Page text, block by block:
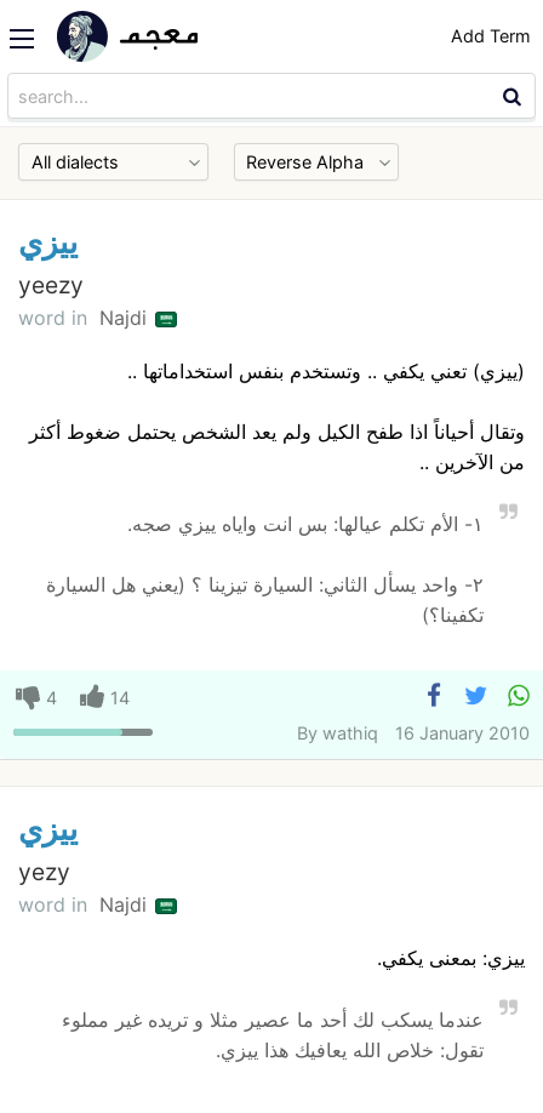
Add Term
ييزي
yeezy
word in Najdi
(ييزي) تعني يكفي .. وتستخدم بنفس استخداماتها ..
وتقال أحياناً اذا طفح الكيل ولم يعد الشخص يحتمل ضغوط أكثر
من الآخرين ..
١- الأم تكلم عيالها: بس انت واياه ييزي صجه.
٢- واحد يسأل الثاني: السيارة تيزينا ؟ (يعني هل السيارة
تكفينا؟)
4
14
Bywathiq 16 January 2010
ييزي
yezy
word in Najdi
ييزي: بمعنى يكفي.
عندما يسكب لك أحد ما عصير مثلا و تريده غير مملوء
تقول: خلاص الله يعافيك هذا ييزي.